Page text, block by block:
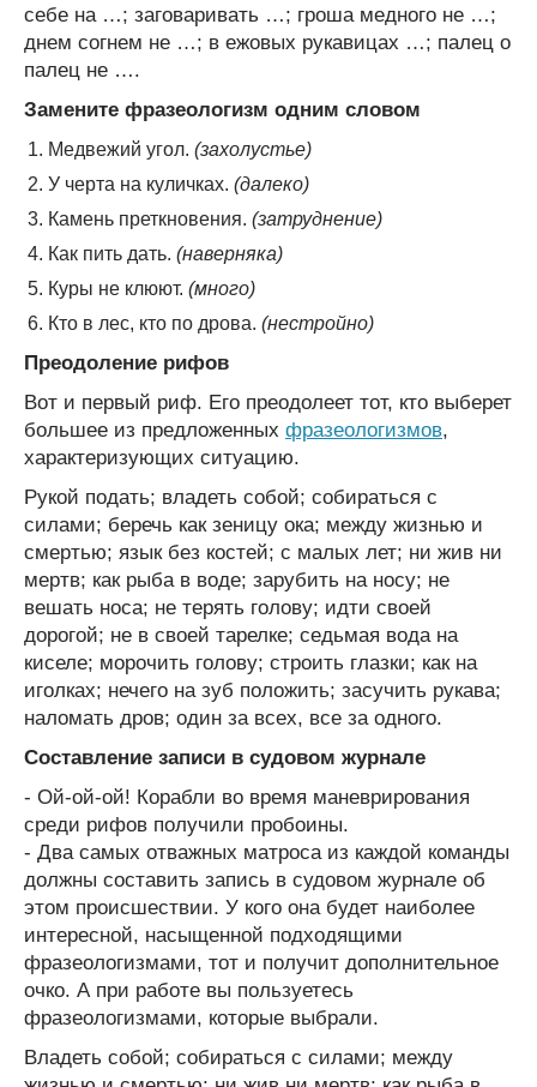
себе на …; заговаривать …; гроша медного не …;
днем согнем не …; в ежовых рукавицах …; палец о
палец не ….
Замените фразеологизм одним словом
Медвежий угол. (захолустье)
У черта на куличках. (далеко)
Камень преткновения. (затруднение)
Как пить дать. (наверняка)
Куры не клюют. (много)
Кто в лес, кто по дрова. (нестройно)
Преодоление рифов
Вот и первый риф. Его преодолеет тот, кто выберет
большее из предложенных фразеологизмов,
характеризующих ситуацию.
Рукой подать; владеть собой; собираться с
силами; беречь как зеницу ока; между жизнью и
смертью; язык без костей; с малых лет; ни жив ни
мертв; как рыба в воде; зарубить на носу; не
вешать носа; не терять голову; идти своей
дорогой; не в своей тарелке; седьмая вода на
киселе; морочить голову; строить глазки; как на
иголках; нечего на зуб положить; засучить рукава;
наломать дров; один за всех, все за одного.
Составление записи в судовом журнале
- Ой-ой-ой! Корабли во время маневрирования
среди рифов получили пробоины.
- Два самых отважных матроса из каждой команды
должны составить запись в судовом журнале об
этом происшествии. У кого она будет наиболее
интересной, насыщенной подходящими
фразеологизмами, тот и получит дополнительное
очко. А при работе вы пользуетесь
фразеологизмами, которые выбрали.
Владеть собой; собираться с силами; между